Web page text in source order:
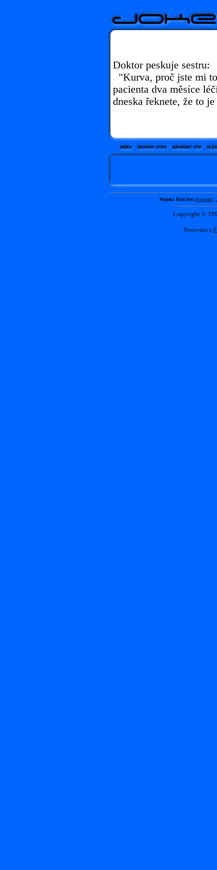
Doktor peskuje sestru:
"Kurva, proč jste mi
pacienta dva měsíce
dneska řeknete, že to
Projekt PinkNet: Postcard|
Copyright ©
Hostováno u